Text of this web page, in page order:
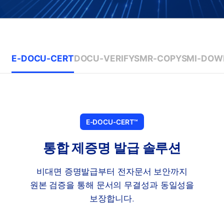
E-DOCU-CERTDOCU-VERIFYSMR-COPYSMI-
E-DOCU-CERT™
통합 제증명 발급 솔루션
비대면 증명발급부터 전자문서 보안까지
원본 검증을 통해 문서의 무결성과 동일성을
보장합니다.